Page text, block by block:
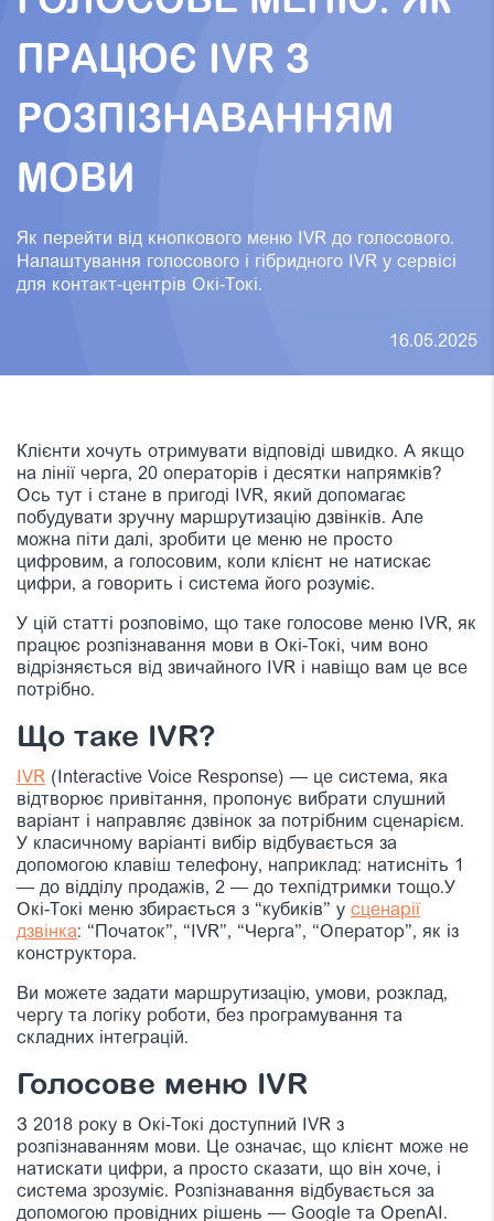
16.05.2025
ПРАЦЮЄ IVR З
РОЗПІЗНАВАННЯМ
МОВИ
Як перейти від кнопкового меню IVR до голосового.
Налаштування голосового і гібридного IVR у сервісі
для контакт-центрів Окі-Токі.
Клієнти хочуть отримувати відповіді швидко. А якщо
на лінії черга, 20 операторів і десятки напрямків?
Ось тут і стане в пригоді IVR, який допомагає
побудувати зручну маршрутизацію дзвінків. Але
можна піти далі, зробити це меню не просто
цифровим, а голосовим, коли клієнт не натискає
цифри, а говорить і система його розуміє.
У цій статті розповімо, що таке голосове меню IVR, як
працює розпізнавання мови в Окі-Токі, чим воно
відрізняється від звичайного IVR і навіщо вам це все
потрібно.
Що таке IVR?
IVR (Interactive Voice Response) — це система, яка
відтворює привітання, пропонує вибрати слушний
варіант і направляє дзвінок за потрібним сценарієм.
У класичному варіанті вибір відбувається за
допомогою клавіш телефону, наприклад: натисніть 1
— до відділу продажів, 2 — до техпідтримки тощо.У
Окі-Токі меню збирається з “кубиків” у сценарії
дзвінка: “Початок”, “IVR”, “Черга”, “Оператор”, як із
конструктора.
Ви можете задати маршрутизацію, умови, розклад,
чергу та логіку роботи, без програмування та
складних інтеграцій.
Голосове меню IVR
З 2018 року в Окі-Токі доступний IVR з
розпізнаванням мови. Це означає, що клієнт може не
натискати цифри, а просто сказати, що він хоче, і
система зрозуміє. Розпізнавання відбувається за
допомогою провідних рішень — Google та OpenAI.